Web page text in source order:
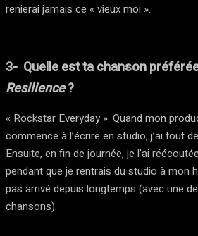
renierai jamais ce « vieux moi ».
3- Quelle est ta chanson préférée
Resilience?
« Rockstar Everyday ». Quand mon
commencé à l’écrire en studio, j’ai tout
Ensuite, en fin de journée, je l’ai
pendant que je rentrais du studio à mon
pas arrivé depuis longtemps (avec une
chansons).